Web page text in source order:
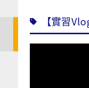
【實習